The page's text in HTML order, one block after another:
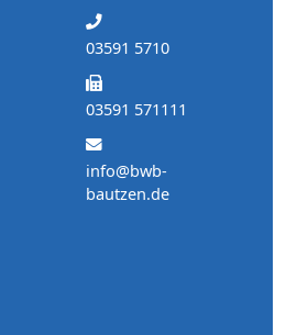
03591 5710
03591 571111
info@bwb-
bautzen.de